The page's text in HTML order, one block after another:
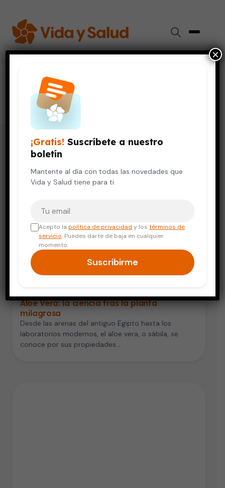
úlceras de la piel
10 artículos
Aloe Vera: la ciencia tras la planta
milagrosa
Desde las arenas del antiguo Egipto hasta los
laboratorios modernos, el aloe vera, o sábila, se
conoce por sus propiedades…
¡Gratis! Suscríbete a nuestro
boletín
Mantente al día con todas las novedades que
Vida y Salud tiene para ti.
Acepto lapolítica de privacidad y lostérminos de
servicio. Puedes darte de baja en cualquier
momento.
Suscribirme
×